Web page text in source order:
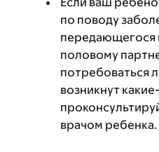
по поводу
передающегося
половому
потребоваться
возникнут
врачом ребенка.